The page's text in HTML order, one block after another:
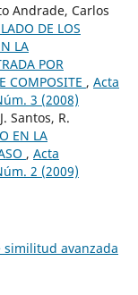
Andrade, Carlos
DE LOS
LA
POR
COMPOSITE , Acta
3 (2008)
Santos, R.
EN LA
, Acta
2 (2009)
avanzada